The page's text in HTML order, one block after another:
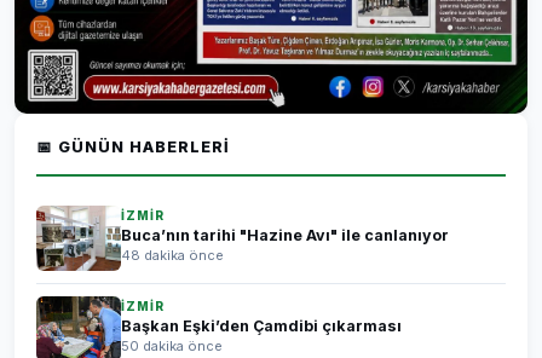
📅 GÜNÜN HABERLERI
İZMİR
Buca’nın tarihi "Hazine Avı" ile canlanıyor
48 dakika önce
İZMİR
Başkan Eşki’den Çamdibi çıkarması
50 dakika önce